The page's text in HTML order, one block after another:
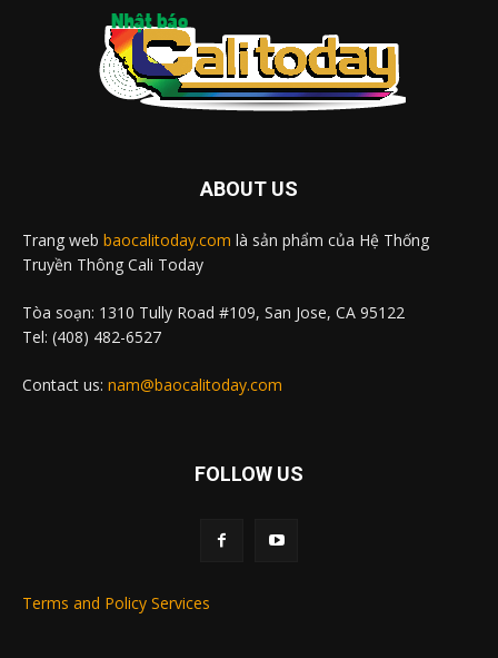
ABOUT US
Trang web baocalitoday.com là sản phẩm của Hệ Thống
Truyền Thông Cali Today
Tòa soạn: 1310 Tully Road #109, San Jose, CA 95122
Tel: (408) 482-6527
Contact us: nam@baocalitoday.com
FOLLOW US
Terms and Policy Services